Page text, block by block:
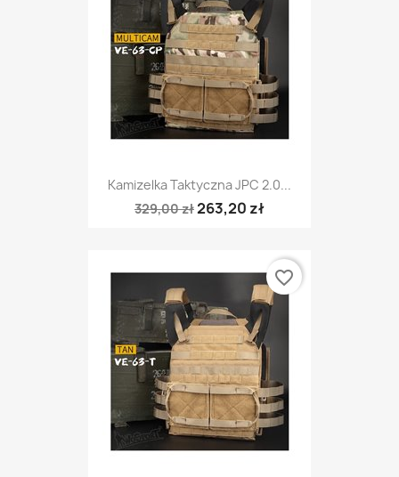
Kamizelka Taktyczna JPC 2.0...
329,00 zł263,20 zł
favorite_border